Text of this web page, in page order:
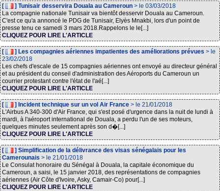
[ ] Tunisair desservira Douala au Cameroun > le 03/03/2018
La compagnie nationale Tunisair va bientôt desservir Douala au Cameroun.
C'est ce qu'a annoncé le PDG de Tunisair, Elyès Mnakbi, lors d'un point de
presse tenu ce samedi 3 mars 2018.Rappelons le le[...]
CLIQUEZ POUR LIRE L'ARTICLE
[ ] Les compagnies aériennes impatientes des améliorations prévues > le
23/02/2018
Les chefs d'escale de 15 compagnies aériennes ont envoyé au directeur général
et au président du conseil d'administration des Aéroports du Cameroun un
courrier protestant contre l'état de l'aé[...]
CLIQUEZ POUR LIRE L'ARTICLE
[ ] Incident technique sur un vol Air France > le 21/01/2018
L'Airbus A 340-300 d'Air France, qui s'est posé d'urgence dans la nuit de lundi à
mardi, à l'aéroport international de Douala, a perdu l'un de ses moteurs,
quelques minutes seulement après son d�[...]
CLIQUEZ POUR LIRE L'ARTICLE
[
] Simplification de la délivrance des visas sénégalais pour les
Camerounais > le 21/01/2018
Le Consulat honoraire du Sénégal à Douala, la capitale économique du
Cameroun, a saisi, le 15 janvier 2018, des représentations de compagnies
aériennes (Air Côte d'Ivoire, Asky, Camair-Co) pour[...]
CLIQUEZ POUR LIRE L'ARTICLE